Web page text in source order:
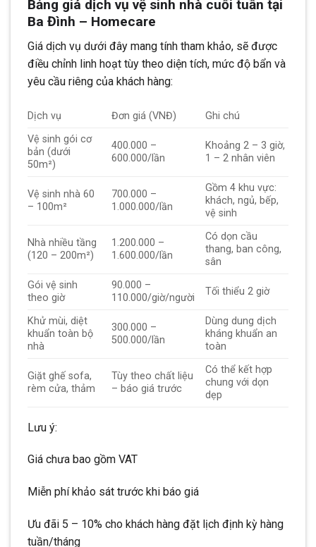
Bảng giá dịch vụ vệ sinh nhà cuối tuần tại
Ba Đình – Homecare
Giá dịch vụ dưới đây mang tính tham khảo, sẽ được
điều chỉnh linh hoạt tùy theo diện tích, mức độ bẩn và
yêu cầu riêng của khách hàng:
Dịch vụ Đơn giá (VNĐ)
Ghi chú
Vệ sinh gói cơ
bản (dưới
50m²)
400.000 –
600.000/lần
Khoảng 2 – 3 giờ,
1 – 2 nhân viên
Vệ sinh nhà 60
– 100m²
700.000 –
1.000.000/lần
Gồm 4 khu vực:
khách, ngủ, bếp,
vệ sinh
Nhà nhiều tầng
(120 – 200m²)
1.200.000 –
1.600.000/lần
Có dọn cầu
thang, ban công,
sân
Gói vệ sinh
theo giờ
90.000 –
110.000/giờ/người
Tối thiểu 2 giờ
Khử mùi, diệt
khuẩn toàn bộ
nhà
300.000 –
500.000/lần
Dùng dung dịch
kháng khuẩn an
toàn
Giặt ghế sofa,
rèm cửa, thảm
Tùy theo chất liệu
– báo giá trước
Có thể kết hợp
chung với dọn
dẹp
Lưu ý:
Giá chưa bao gồm VAT
Miễn phí khảo sát trước khi báo giá
Ưu đãi 5 – 10% cho khách hàng đặt lịch định kỳ hàng
tuần/tháng